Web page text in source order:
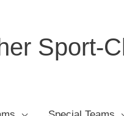
Sport-